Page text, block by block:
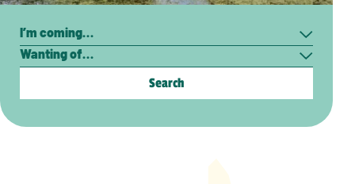
Search